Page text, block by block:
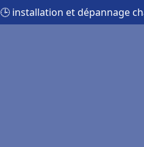
🕒 installation et dépannage